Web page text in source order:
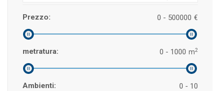
Prezzo: €
0 - 500000
metratura: m2
0 - 1000
Ambienti: 0 - 10